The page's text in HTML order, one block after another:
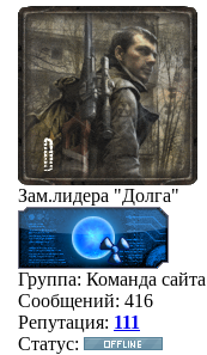
Зам.лидера "Долга"
Группа: Команда сайта
Сообщений: 416
Репутация: 111
Статус: